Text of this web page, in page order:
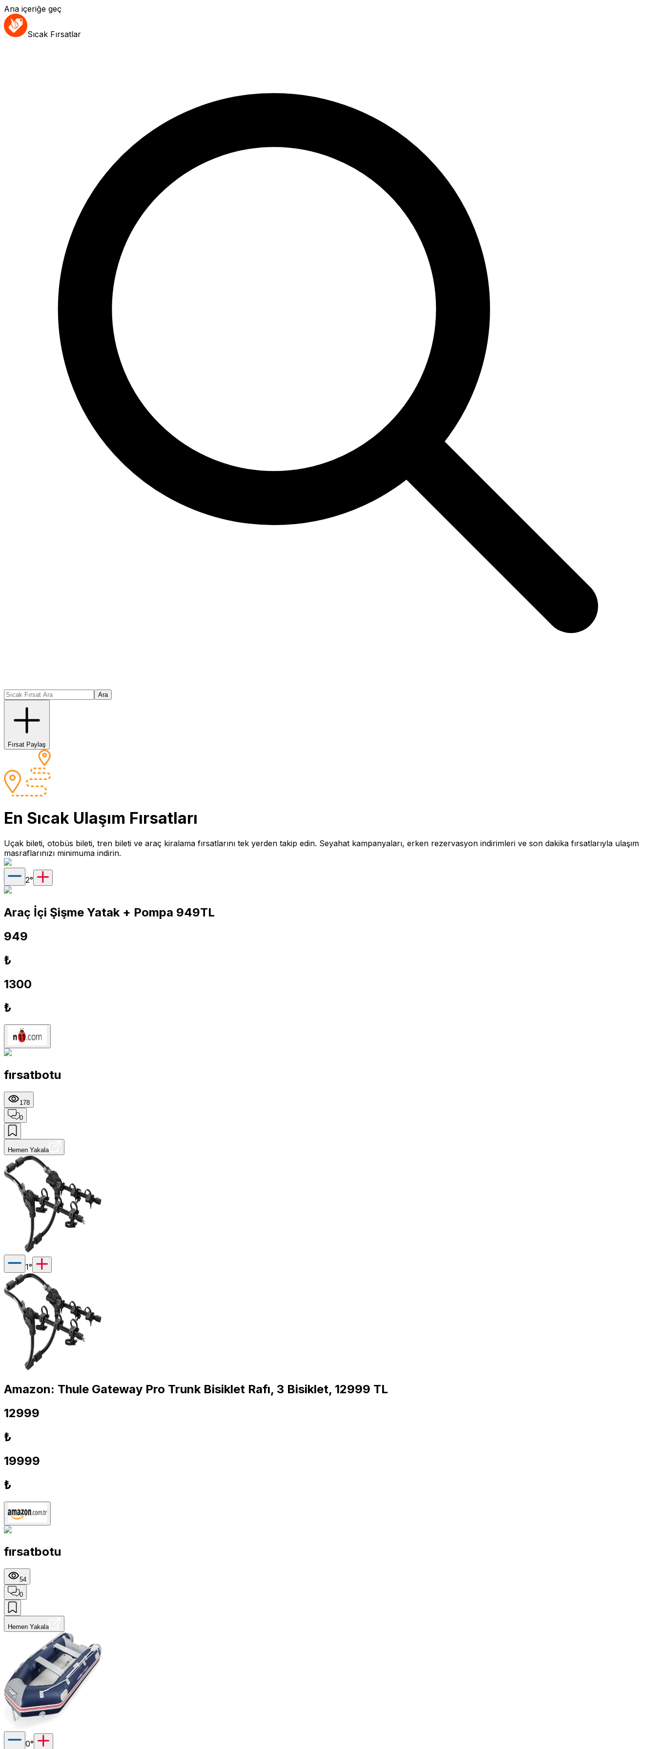
Ana içeriğe geç
Sıcak Fırsatlar
Ara
Fırsat Paylaş
En Sıcak Ulaşım Fırsatları
Uçak bileti, otobüs bileti, tren bileti ve araç kiralama fırsatlarını tek yerden takip edin. Seyahat kampanyaları, erken rezervasyon indirimleri ve son dakika fırsatlarıyla ulaşım
masraflarınızı minimuma indirin.
2°
Araç İçi Şişme Yatak + Pompa 949TL
949
₺
1300
₺
fırsatbotu
178
0
Hemen Yakala
1°
Amazon: Thule Gateway Pro Trunk Bisiklet Rafı, 3 Bisiklet, 12999 TL
12999
₺
19999
₺
fırsatbotu
54
0
Hemen Yakala
0°